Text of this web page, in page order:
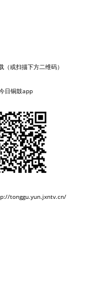
（或扫描下方二维码）
日铜鼓app
tonggu.yun.jxntv.cn/